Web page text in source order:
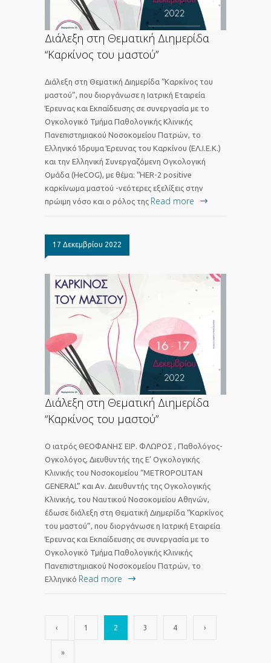
Διάλεξη στη Θεματική Διημερίδα
“Καρκίνος του μαστού”
Διάλεξη στη Θεματική Διημερίδα “Καρκίνος του
μαστού”, που διοργάνωσε η Ιατρική Εταιρεία
Έρευνας και Εκπαίδευσης σε συνεργασία με το
Ογκολογικό Τμήμα Παθολογικής Κλινικής
Πανεπιστημιακού Νοσοκομείου Πατρών, το
Ελληνικό Ίδρυμα Έρευνας του Καρκίνου (ΕΛ.Ι.Ε.Κ.)
και την Ελληνική Συνεργαζόμενη Ογκολογική
Ομάδα (HeCOG), με θέμα: “HER-2 positive
καρκίνωμα μαστού -νεότερες εξελίξεις στην
πρώιμη νόσο και ο ρόλος της Read more
17 Δεκεμβρίου 2022
Διάλεξη στη Θεματική Διημερίδα
“Καρκίνος του μαστού”
Ο ιατρός ΘΕΟΦΑΝΗΣ ΕΙΡ. ΦΛΩΡΟΣ , Παθολόγος-
Ογκολόγος, Διευθυντής της Ε’ Ογκολογικής
Κλινικής του Νοσοκομείου “METROPOLITAN
GENERAL” και Αν. Διευθυντής της Ογκολογικής
Κλινικής, του Ναυτικού Νοσοκομείου Αθηνών,
έδωσε διάλεξη στη Θεματική Διημερίδα “Καρκίνος
του μαστού”, που διοργάνωσε η Ιατρική Εταιρεία
Έρευνας και Εκπαίδευσης σε συνεργασία με το
Ογκολογικό Τμήμα Παθολογικής Κλινικής
Πανεπιστημιακού Νοσοκομείου Πατρών, το
Ελληνικό Read more
‹ 1 2 3 4 ›
»